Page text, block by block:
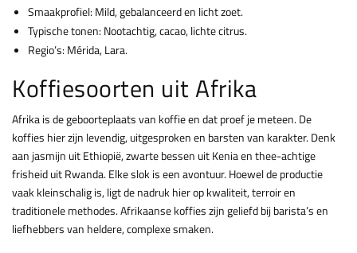
Smaakprofiel: Mild, gebalanceerd en licht zoet.
Typische tonen: Nootachtig, cacao, lichte citrus.
Regio’s: Mérida, Lara.
Koffiesoorten uit Afrika
Afrika is de geboorteplaats van koffie en dat proef je meteen. De
koffies hier zijn levendig, uitgesproken en barsten van karakter. Denk
aan jasmijn uit Ethiopië, zwarte bessen uit Kenia en thee-achtige
frisheid uit Rwanda. Elke slok is een avontuur. Hoewel de productie
vaak kleinschalig is, ligt de nadruk hier op kwaliteit, terroir en
traditionele methodes. Afrikaanse koffies zijn geliefd bij barista’s en
liefhebbers van heldere, complexe smaken.